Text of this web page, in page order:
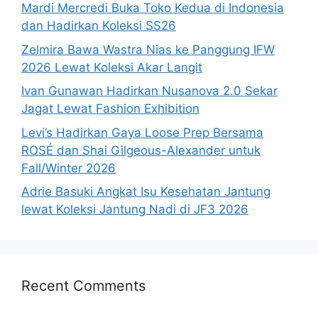
Mardi Mercredi Buka Toko Kedua di Indonesia
dan Hadirkan Koleksi SS26
Zelmira Bawa Wastra Nias ke Panggung IFW
2026 Lewat Koleksi Akar Langit
Ivan Gunawan Hadirkan Nusanova 2.0 Sekar
Jagat Lewat Fashion Exhibition
Levi’s Hadirkan Gaya Loose Prep Bersama
ROSÉ dan Shai Gilgeous-Alexander untuk
Fall/Winter 2026
Adrie Basuki Angkat Isu Kesehatan Jantung
lewat Koleksi Jantung Nadi di JF3 2026
Recent Comments